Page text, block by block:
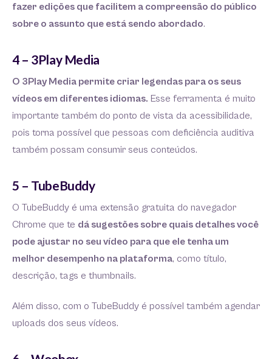
fazer edições que facilitem a compreensão do público
sobre o assunto que está sendo abordado.
4 – 3Play Media
O 3Play Media permite criar legendas para os seus
vídeos em diferentes idiomas. Esse ferramenta é muito
importante também do ponto de vista da acessibilidade,
pois torna possível que pessoas com deficiência auditiva
também possam consumir seus conteúdos.
5 – TubeBuddy
O TubeBuddy é uma extensão gratuita do navegador
Chrome que te dá sugestões sobre quais detalhes você
pode ajustar no seu vídeo para que ele tenha um
melhor desempenho na plataforma, como título,
descrição, tags e thumbnails.
Além disso, com o TubeBuddy é possível também agendar
uploads dos seus vídeos.